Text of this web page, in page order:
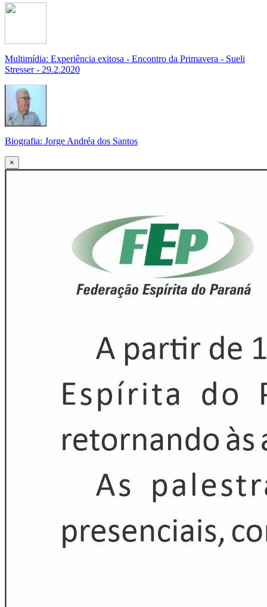
Multimídia: Experiência exitosa - Encontro da Primavera - Sueli
Stresser - 29.2.2020
Biografia: Jorge Andréa dos Santos
×